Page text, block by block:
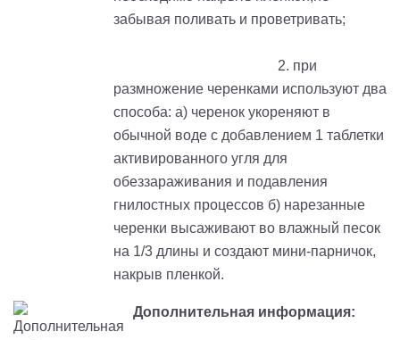
забывая поливать и проветривать;
2. при
размножение черенками используют два
способа: а) черенок укореняют в
обычной воде с добавлением 1 таблетки
активированного угля для
обеззараживания и подавления
гнилостных процессов б) нарезанные
черенки высаживают во влажный песок
на 1/3 длины и создают мини-парничок,
накрыв пленкой.
Дополнительная информация: